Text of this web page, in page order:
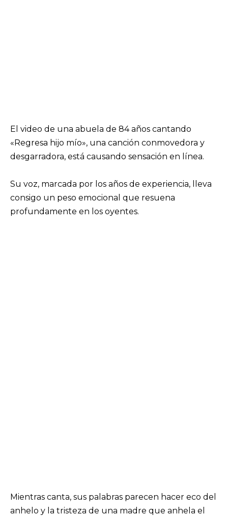
El video de una abuela de 84 años cantando
«Regresa hijo mío», una canción conmovedora y
desgarradora, está causando sensación en línea.
Su voz, marcada por los años de experiencia, lleva
consigo un peso emocional que resuena
profundamente en los oyentes.
Mientras canta, sus palabras parecen hacer eco del
anhelo y la tristeza de una madre que anhela el